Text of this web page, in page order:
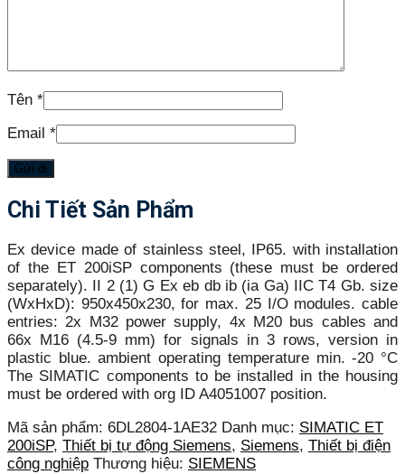
Tên *
Email *
Chi Tiết Sản Phẩm
Ex device made of stainless steel, IP65. with installation
of the ET 200iSP components (these must be ordered
separately). II 2 (1) G Ex eb db ib (ia Ga) IIC T4 Gb. size
(WxHxD): 950x450x230, for max. 25 I/O modules. cable
entries: 2x M32 power supply, 4x M20 bus cables and
66x M16 (4.5-9 mm) for signals in 3 rows, version in
plastic blue. ambient operating temperature min. -20 °C
The SIMATIC components to be installed in the housing
must be ordered with org ID A4051007 position.
Mã sản phẩm: 6DL2804-1AE32 Danh mục: SIMATIC ET
200iSP, Thiết bị tự động Siemens, Siemens, Thiết bị điện
công nghiệp Thương hiệu: SIEMENS